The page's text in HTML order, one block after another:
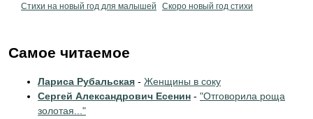
Стихи на новый год для малышей
Скоро новый год стихи
Самое читаемое
Лариса Рубальская - Женщины в соку
Сергей Александрович Есенин - "Отговорила роща
золотая..."